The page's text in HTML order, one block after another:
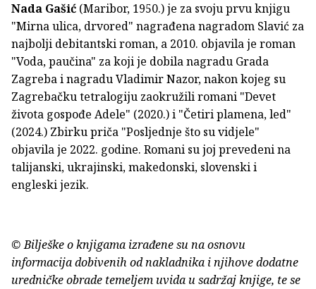
Nada Gašić (Maribor, 1950.) je za svoju prvu knjigu
"Mirna ulica, drvored" nagrađena nagradom Slavić za
najbolji debitantski roman, a 2010. objavila je roman
"Voda, paučina" za koji je dobila nagradu Grada
Zagreba i nagradu Vladimir Nazor, nakon kojeg su
Zagrebačku tetralogiju zaokružili romani "Devet
života gospođe Adele" (2020.) i "Četiri plamena, led"
(2024.) Zbirku priča "Posljednje što su vidjele"
objavila je 2022. godine. Romani su joj prevedeni na
talijanski, ukrajinski, makedonski, slovenski i
engleski jezik.
© Bilješke o knjigama izrađene su na osnovu
informacija dobivenih od nakladnika i njihove dodatne
uredničke obrade temeljem uvida u sadržaj knjige, te se